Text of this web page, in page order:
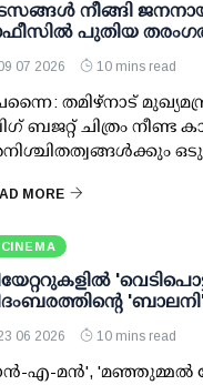
നീങ്ങി
പുതിയ
07 2026 10 mins read
തമിഴ്‌നാട്
ബജറ്റ് ചിത്രം നീണ്ട
MORE
CINEMA
06 2026 10 mins read
എ-മൻ', 'മഞ്ഞുമ്മൽ